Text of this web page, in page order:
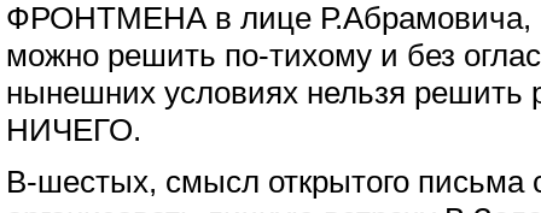
ФРОНТМЕНА в лице Р.Абрамовича,
можно решить по-тихому и без
нынешних условиях нельзя решить
НИЧЕГО.
В-шестых, смысл открытого письма